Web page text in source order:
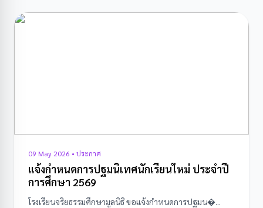
09 May 2026 • ประกาศ
แจ้งกำหนดการปฐมนิเทศนักเรียนใหม่ ประจำปี
การศึกษา 2569
โรงเรียนจริยธรรมศึกษามูลนิธิ ขอแจ้งกำหนดการปฐมน�...